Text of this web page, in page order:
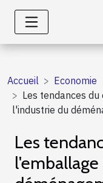
Accueil
Economie
Les tendances
l'industrie du
Les